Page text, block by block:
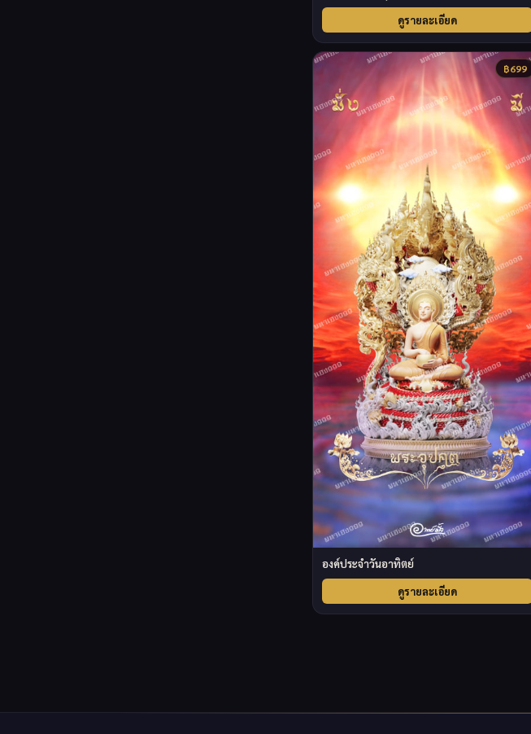
ดูรายละเอียด
฿699
องค์ประจำวันอาทิตย์
ดูรายละเอียด